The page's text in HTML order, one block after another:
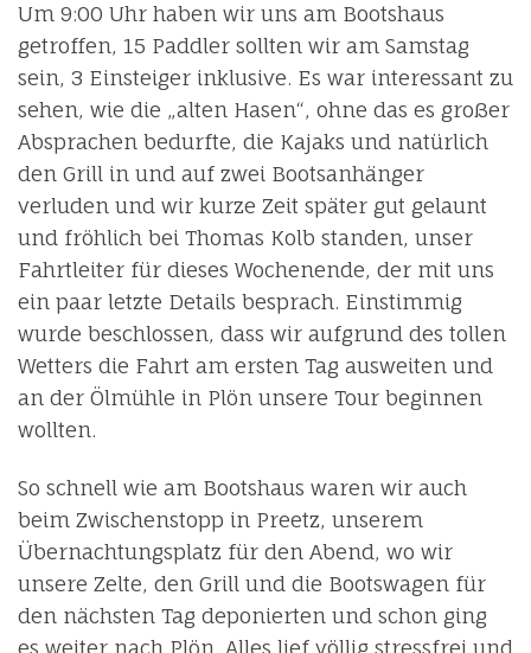
Um 9:00 Uhr haben wir uns am Bootshaus
getroffen, 15 Paddler sollten wir am Samstag
sein, 3 Einsteiger inklusive. Es war interessant zu
sehen, wie die „alten Hasen“, ohne das es großer
Absprachen bedurfte, die Kajaks und natürlich
den Grill in und auf zwei Bootsanhänger
verluden und wir kurze Zeit später gut gelaunt
und fröhlich bei Thomas Kolb standen, unser
Fahrtleiter für dieses Wochenende, der mit uns
ein paar letzte Details besprach. Einstimmig
wurde beschlossen, dass wir aufgrund des tollen
Wetters die Fahrt am ersten Tag ausweiten und
an der Ölmühle in Plön unsere Tour beginnen
wollten.
So schnell wie am Bootshaus waren wir auch
beim Zwischenstopp in Preetz, unserem
Übernachtungsplatz für den Abend, wo wir
unsere Zelte, den Grill und die Bootswagen für
den nächsten Tag deponierten und schon ging
es weiter nach Plön. Alles lief völlig stressfrei und